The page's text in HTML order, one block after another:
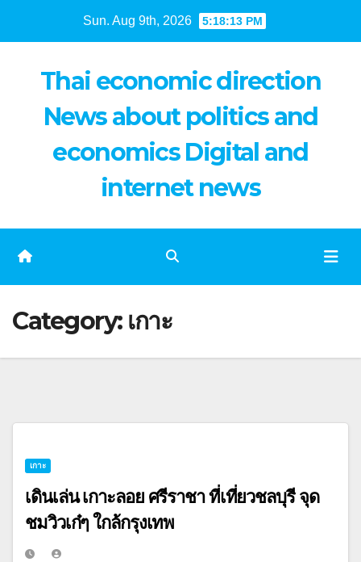
Sun. Aug 9th, 2026 5:18:13 PM
Thai economic direction
News about politics and
economics Digital and
internet news
Category: เกาะ
เกาะ
เดินเล่น เกาะลอย ศรีราชา ที่เที่ยวชลบุรี จุด
ชมวิวเก๋ๆ ใกล้กรุงเทพ